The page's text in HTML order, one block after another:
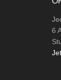
6